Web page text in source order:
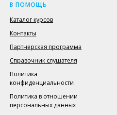
В ПОМОЩЬ
Каталог курсов
Контакты
Партнерская программа
Справочник слушателя
Политика
конфиденциальности
Политика в отношении
персональных данных